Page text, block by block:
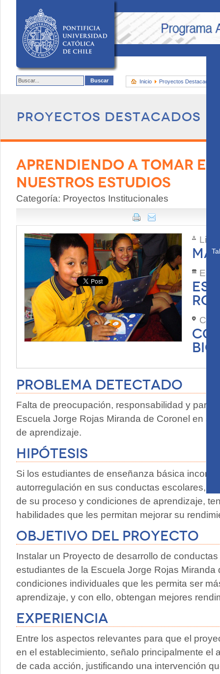
Inicio Proyectos Destacados
Proyectos destacados
APRENDIENDO A TOMAR EL
NUESTROS ESTUDIOS
Categoría: Proyectos Institucionales
Problema Detectado
Falta de preocupación, responsabilidad y
Escuela Jorge Rojas Miranda de Coronel en
de aprendizaje.
Hipótesis
Si los estudiantes de enseñanza básica
autorregulación en sus conductas escolares,
de su proceso y condiciones de aprendizaje,
habilidades que les permitan mejorar su
Objetivo del proyecto
Instalar un Proyecto de desarrollo de
estudiantes de la Escuela Jorge Rojas Miranda
condiciones individuales que les permita ser
aprendizaje, y con ello, obtengan mejores
Experiencia
Entre los aspectos relevantes para que el
en el establecimiento, señalo principalmente el
de cada acción, justificando una intervención